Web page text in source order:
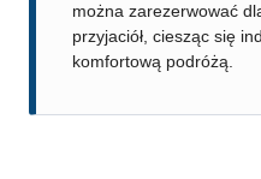
można zarezerwować
przyjaciół, ciesząc się
komfortową podróżą.